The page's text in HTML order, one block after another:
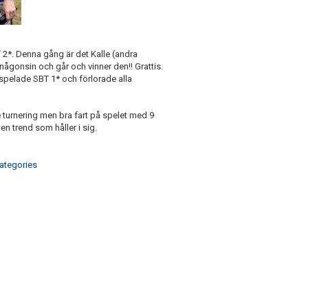
Denna gång är det Kalle (andra
och går och vinner den!! Grattis.
SBT 1* och förlorade alla
men bra fart på spelet med 9
trend som håller i sig.